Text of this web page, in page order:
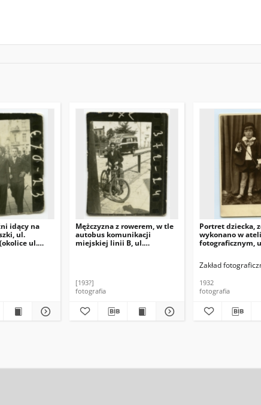
idący na
ul.
ul.
Mężczyzna z rowerem, w tle
autobus komunikacji
miejskiej linii B, ul.
[193?]
fotografia
Portret dziecka,
wykonano w
fotograficznym,
fotograficzny
Zakład
1932
fotografia